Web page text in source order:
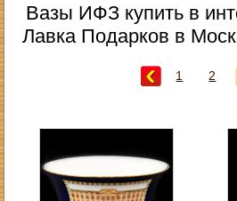
Вазы ИФЗ купить в
Лавка Подарков в
1 2